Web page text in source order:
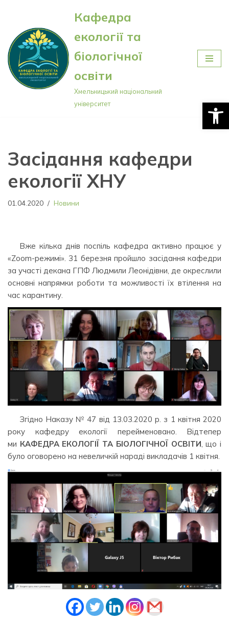
Перейти
до
вмісту
Кафедра
екології та
біологічної
освіти
Хмельницький національний
університет
Засідання кафедри
екології ХНУ
01.04.2020 Новини
Вже кілька днів поспіль кафедра активно працює у
«Zoom-режимі». 31 березня пройшло засідання кафедри
за участі декана ГПФ Людмили Леонідівни, де окреслили
основні напрямки роботи та можливості їх втілення на
час карантину.
Згідно Наказу № 47 від 13.03.2020 р. з 1 квітня 2020
року кафедру екології перейменовано. Відтепер
ми КАФЕДРА ЕКОЛОГІЇ ТА БІОЛОГІЧНОЇ ОСВІТИ, що і
було оговорено на невеличкій нараді викладачів 1 квітня.